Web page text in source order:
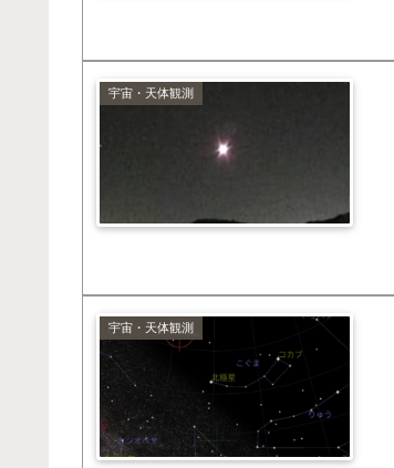
宇宙・天体観測
宇宙・天体観測